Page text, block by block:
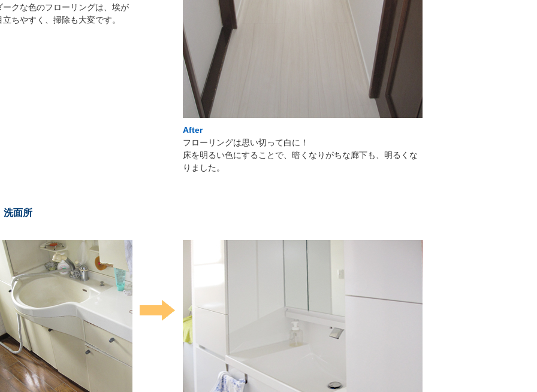
ークな色のフローリングは、埃が
立ちやすく、掃除も大変です。
After
フローリングは思い切って白に！
床を明るい色にすることで、暗くなりがちな廊下も、明るくな
りました。
洗面所